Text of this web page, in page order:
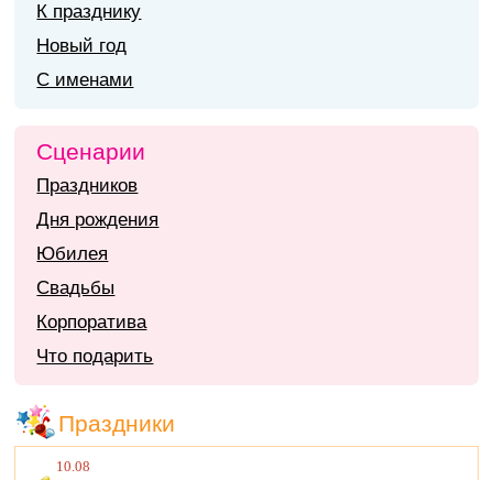
К празднику
Новый год
С именами
Сценарии
Праздников
Дня рождения
Юбилея
Свадьбы
Корпоратива
Что подарить
Праздники
10.08